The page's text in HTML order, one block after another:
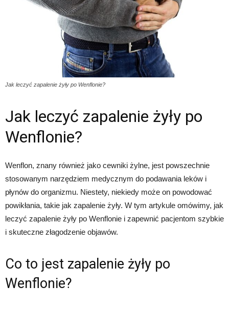
Jak leczyć zapalenie żyły po Wenflonie?
Jak leczyć zapalenie żyły po
Wenflonie?
Wenflon, znany również jako cewniki żylne, jest powszechnie
stosowanym narzędziem medycznym do podawania leków i
płynów do organizmu. Niestety, niekiedy może on powodować
powikłania, takie jak zapalenie żyły. W tym artykule omówimy, jak
leczyć zapalenie żyły po Wenflonie i zapewnić pacjentom szybkie
i skuteczne złagodzenie objawów.
Co to jest zapalenie żyły po
Wenflonie?